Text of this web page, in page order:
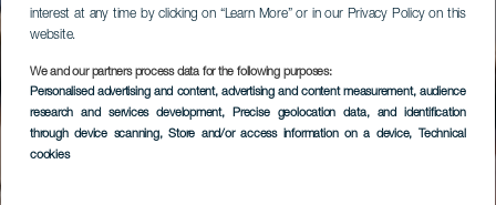
interest at any time by clicking on “Learn More” or in our Privacy Policy on this
website.
We and our partners process data for the following purposes:
Personalised advertising and content, advertising and content measurement, audience
research and services development, Precise geolocation data, and identification
through device scanning, Store and/or access information on a device, Technical
cookies